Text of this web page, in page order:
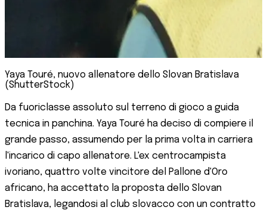
Yaya Touré, nuovo allenatore dello Slovan Bratislava
(ShutterStock)
Da fuoriclasse assoluto sul terreno di gioco a guida
tecnica in panchina. Yaya Touré ha deciso di compiere il
grande passo, assumendo per la prima volta in carriera
l'incarico di capo allenatore. L'ex centrocampista
ivoriano, quattro volte vincitore del Pallone d'Oro
africano, ha accettato la proposta dello Slovan
Bratislava, legandosi al club slovacco con un contratto